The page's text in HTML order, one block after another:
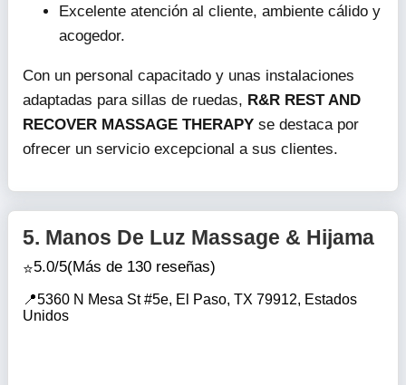
Excelente atención al cliente, ambiente cálido y
acogedor.
Con un personal capacitado y unas instalaciones
adaptadas para sillas de ruedas, R&R REST AND
RECOVER MASSAGE THERAPY se destaca por
ofrecer un servicio excepcional a sus clientes.
5. Manos De Luz Massage & Hijama
5.0/5(Más de 130 reseñas)
5360 N Mesa St #5e, El Paso, TX 79912, Estados
Unidos